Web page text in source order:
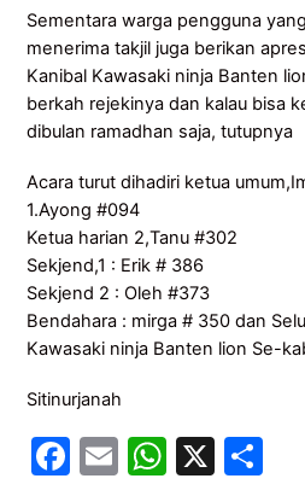
Sementara warga pengguna
menerima takjil juga berikan
Kanibal Kawasaki ninja Banten
berkah rejekinya dan kalau bisa
dibulan ramadhan saja, tutupnya
Acara turut dihadiri ketua
1.Ayong #094
Ketua harian 2,Tanu #302
Sekjend,1 : Erik # 386
Sekjend 2 : Oleh #373
Bendahara : mirga # 350 dan
Kawasaki ninja Banten lion Se-
Sitinurjanah
F
E
W X